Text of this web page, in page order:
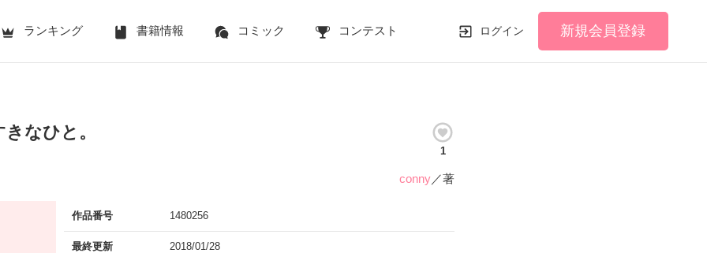
ランキング 書籍情報 コミック コンテスト ログイン 新規会員登録
なひと。
1
conny／著
作品番号 1480256
最終更新 2018/01/28